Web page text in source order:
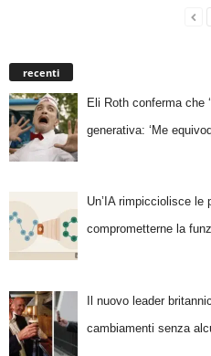
recenti
Eli Roth conferma che
generativa: ‘Me
Un’IA rimpicciolisce le
comprometterne la
Il nuovo leader
cambiamenti senza